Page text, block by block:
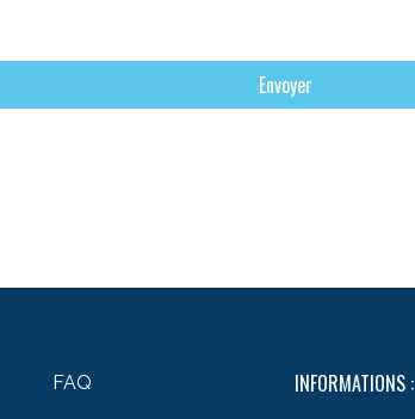
Envoyer
INFORMATIONS :
FAQ